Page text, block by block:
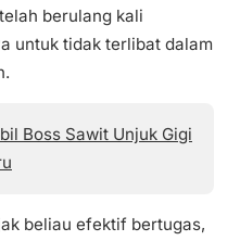
berulang kali
untuk tidak terlibat dalam
Boss Sawit Unjuk Gigi
beliau efektif bertugas,